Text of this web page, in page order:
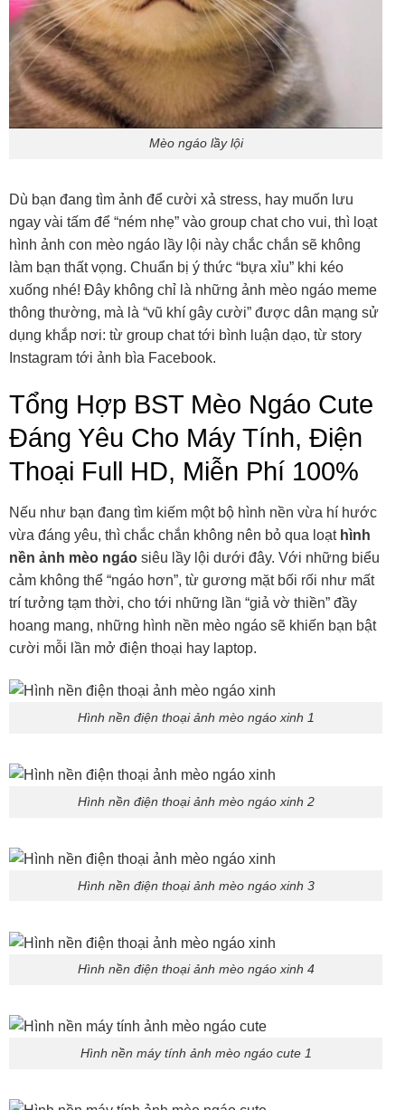
Mèo ngáo lầy lội
Dù bạn đang tìm ảnh để cười xả stress, hay muốn lưu
ngay vài tấm để “ném nhẹ” vào group chat cho vui, thì loạt
hình ảnh con mèo ngáo lầy lội này chắc chắn sẽ không
làm bạn thất vọng. Chuẩn bị ý thức “bựa xỉu” khi kéo
xuống nhé! Đây không chỉ là những ảnh mèo ngáo meme
thông thường, mà là “vũ khí gây cười” được dân mạng sử
dụng khắp nơi: từ group chat tới bình luận dạo, từ story
Instagram tới ảnh bìa Facebook.
Tổng Hợp BST Mèo Ngáo Cute
Đáng Yêu Cho Máy Tính, Điện
Thoại Full HD, Miễn Phí 100%
Nếu như bạn đang tìm kiếm một bộ hình nền vừa hí hước
vừa đáng yêu, thì chắc chắn không nên bỏ qua loạt hình
nền ảnh mèo ngáo siêu lầy lội dưới đây. Với những biểu
cảm không thể “ngáo hơn”, từ gương mặt bối rối như mất
trí tưởng tạm thời, cho tới những lần “giả vờ thiền” đầy
hoang mang, những hình nền mèo ngáo sẽ khiến bạn bật
cười mỗi lần mở điện thoại hay laptop.
Hình nền điện thoại ảnh mèo ngáo xinh 1
Hình nền điện thoại ảnh mèo ngáo xinh 2
Hình nền điện thoại ảnh mèo ngáo xinh 3
Hình nền điện thoại ảnh mèo ngáo xinh 4
Hình nền máy tính ảnh mèo ngáo cute 1